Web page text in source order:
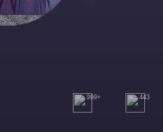
999+ 443